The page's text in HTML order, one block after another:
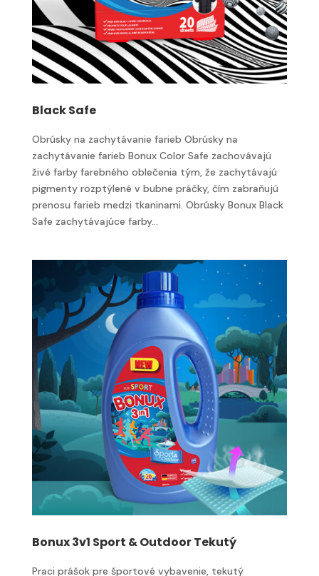
Black Safe
Obrúsky na zachytávanie farieb Obrúsky na
zachytávanie farieb Bonux Color Safe zachovávajú
živé farby farebného oblečenia tým, že zachytávajú
pigmenty rozptýlené v bubne práčky, čím zabraňujú
prenosu farieb medzi tkaninami. Obrúsky Bonux Black
Safe zachytávajúce farby...
Bonux 3v1 Sport & Outdoor Tekutý
Praci prášok pre športové vybavenie, tekutý